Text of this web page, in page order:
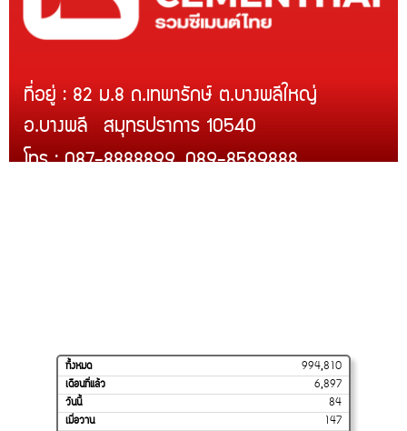
ที่อยู่ : 82 ม.8 ถ.เทพารักษ์ ต.บางพลีใหญ่
อ.บางพลี สมุทรปราการ 10540
โทร : 087-8888899, 089-8589888
ทั้งหมด
994,810
เดือนที่แล้ว
6,897
วันนี้
84
เมื่อวาน
147